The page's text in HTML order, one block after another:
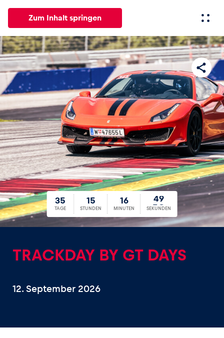
Zum Inhalt springen
Alle News Events Erlebnisse Seiten
News
Alle anzeigen
Events
Alle anzeigen
35
35
TAGE
15
15
STUNDEN
16
16
MINUTEN
49
49
SEKUNDEN
TRACKDAY BY GT DAYS
12. September 2026